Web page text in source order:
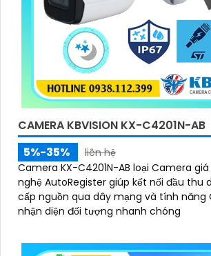
CAMERA KBVISION KX-C4201N-AB
5%-35%
liên hệ
Camera KX-C4201N-AB loại Camera
nghệ AutoRegister giúp kết nối đầu thu dễ
cấp nguồn qua dây mạng và tính năng
nhận diện đối tượng nhanh chóng